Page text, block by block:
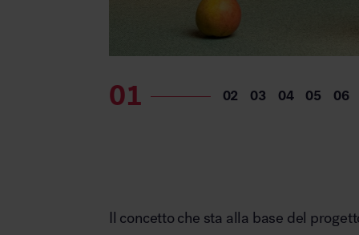
Il concetto che sta alla base del